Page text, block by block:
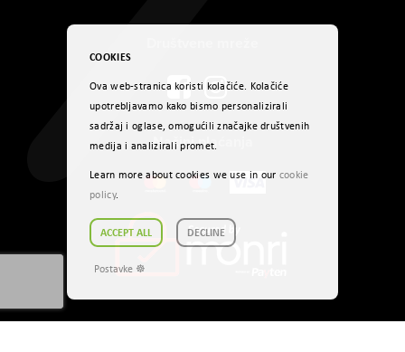
Načini plaćanja
COOKIES
Ova web-stranica koristi kolačiće. Kolačiće
upotrebljavamo kako bismo personalizirali
sadržaj i oglase, omogućili značajke društvenih
medija i analizirali promet.
Learn more about cookies we use in our cookie
policy.
ACCEPT ALL DECLINE
Postavke ☸